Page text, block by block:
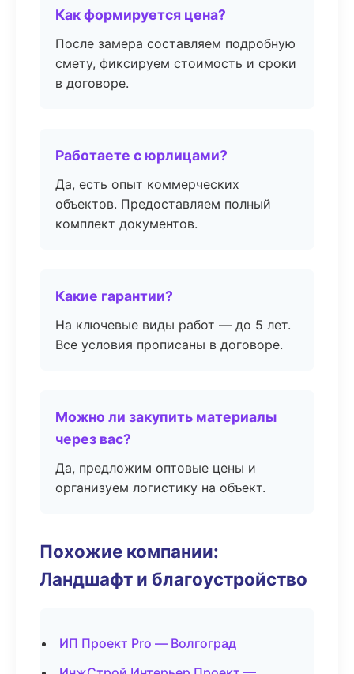
Как формируется цена?
После замера составляем подробную
смету, фиксируем стоимость и сроки
в договоре.
Работаете с юрлицами?
Да, есть опыт коммерческих
объектов. Предоставляем полный
комплект документов.
Какие гарантии?
На ключевые виды работ — до 5 лет.
Все условия прописаны в договоре.
Можно ли закупить материалы
через вас?
Да, предложим оптовые цены и
организуем логистику на объект.
Похожие компании:
Ландшафт и благоустройство
ИП Проект Pro — Волгоград